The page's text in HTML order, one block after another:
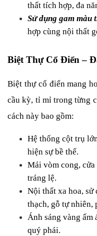
thất tích hợp, đa
Sử dụng gam màu
hợp cùng nội thất
Biệt Thự Cổ Điển –
Biệt thự cổ điển mang
cầu kỳ, tỉ mỉ trong từng
cách này bao gồm:
Hệ thống cột trụ
hiện sự bề thế.
Mái vòm cong,
tráng lệ.
Nội thất xa hoa, sử
thạch, gỗ tự nhiên,
Ánh sáng vàng ấm
quý phái.